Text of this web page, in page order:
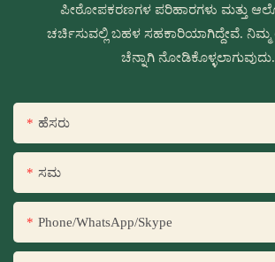
ಪೀಠೋಪಕರಣಗಳ ಪರಿಹಾರಗಳು ಮತ್ತು
ಚರ್ಚಿಸುವಲ್ಲಿ ಬಹಳ ಸಹಕಾರಿಯಾಗಿದ್ದೇವೆ.
ಚೆನ್ನಾಗಿ ನೋಡಿಕೊಳ್ಳಲಾಗುವುದು.
ಹೆಸರು
ಸಮ
Phone/WhatsApp/Skype